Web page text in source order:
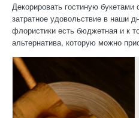
Декорировать гостиную
затратное удовольствие в наши
флористики есть бюджетная и к
альтернатива, которую можно